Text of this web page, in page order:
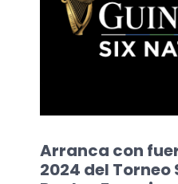
Arranca con
2024 del Torneo